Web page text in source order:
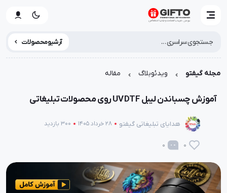
آرشیو محصولات
مجله گیفتو ویدئوبلاگ مقاله
آموزش چسباندن لیبل UV DTF روی محصولات تبلیغاتی
هدایای تبلیغاتی گیفتو 28 خرداد 1405 300 بازدید
0
0